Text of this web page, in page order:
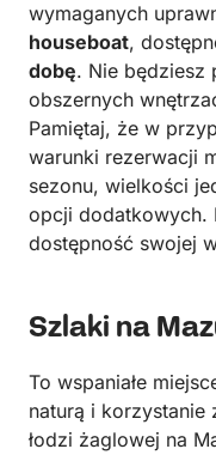
wymaganych
houseboat,
dobę. Nie będziesz
obszernych
Pamiętaj, że w
warunki rezerwacji
sezonu, wielkości
opcji dodatkowych.
dostępność swojej
Szlaki na
To wspaniałe
naturą i korzystanie
łodzi żaglowej na